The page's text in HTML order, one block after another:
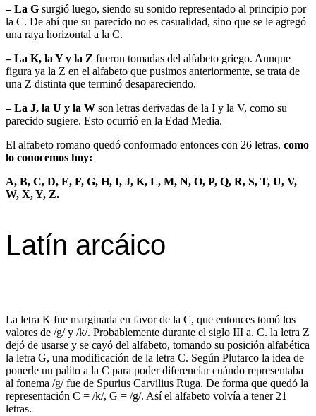
– La G surgió luego, siendo su sonido representado al principio por
la C. De ahí que su parecido no es casualidad, sino que se le agregó
una raya horizontal a la C.
– La K, la Y y la Z fueron tomadas del alfabeto griego. Aunque
figura ya la Z en el alfabeto que pusimos anteriormente, se trata de
una Z distinta que terminó desapareciendo.
– La J, la U y la W son letras derivadas de la I y la V, como su
parecido sugiere. Esto ocurrió en la Edad Media.
El alfabeto romano quedó conformado entonces con 26 letras, como
lo conocemos hoy:
A, B, C, D, E, F, G, H, I, J, K, L, M, N, O, P, Q, R, S, T, U, V,
W, X, Y, Z.
Latín arcáico
La letra K fue marginada en favor de la C, que entonces tomó los
valores de /g/ y /k/. Probablemente durante el siglo III a. C. la letra Z
dejó de usarse y se cayó del alfabeto, tomando su posición alfabética
la letra G, una modificación de la letra C. Según Plutarco la idea de
ponerle un palito a la C para poder diferenciar cuándo representaba
al fonema /g/ fue de Spurius Carvilius Ruga. De forma que quedó la
representación C = /k/, G = /g/. Así el alfabeto volvía a tener 21
letras.